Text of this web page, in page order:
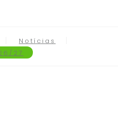
Notícias
27